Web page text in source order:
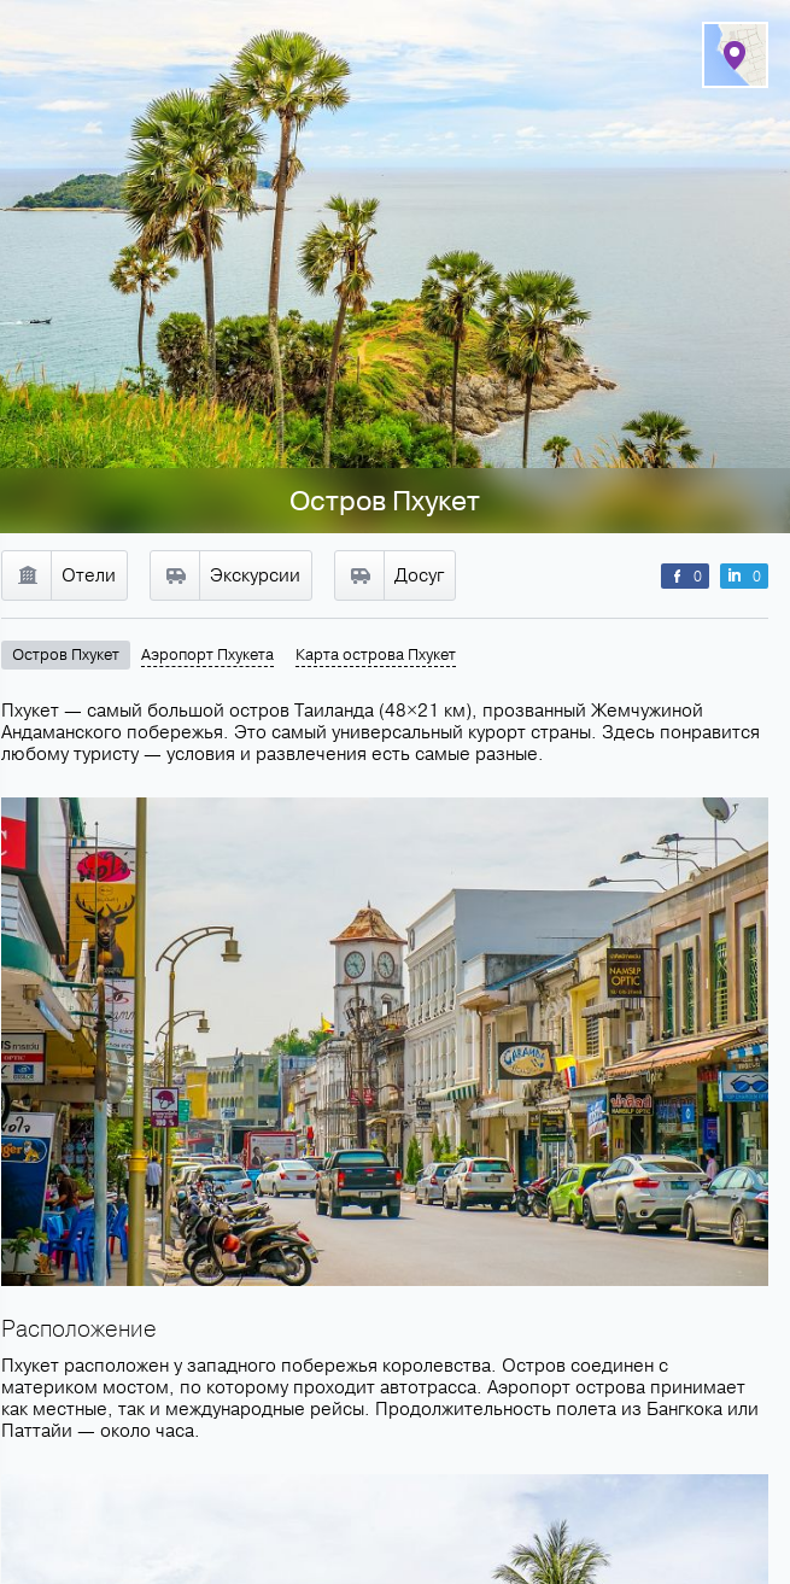
+66 61 440 04 44 — круглосуточная консьерж-служба 24 часа в сутки 7 дней в неделю
Остров Пхукет
Отели Экскурсии Досуг 0 0
Остров Пхукет Аэропорт Пхукета Карта острова Пхукет
Пхукет — самый большой остров Таиланда (48×21 км), прозванный Жемчужиной
Андаманского побережья. Это самый универсальный курорт страны. Здесь понравится
любому туристу — условия и развлечения есть самые разные.
Расположение
Пхукет расположен у западного побережья королевства. Остров соединен с
материком мостом, по которому проходит автотрасса. Аэропорт острова принимает
как местные, так и международные рейсы. Продолжительность полета из Бангкока или
Паттайи — около часа.